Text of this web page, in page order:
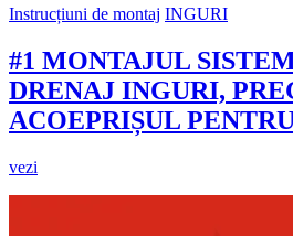
Instrucțiuni de montaj INGURI
#1 MONTAJUL
DRENAJ INGURI,
ACOEPRIȘUL
vezi